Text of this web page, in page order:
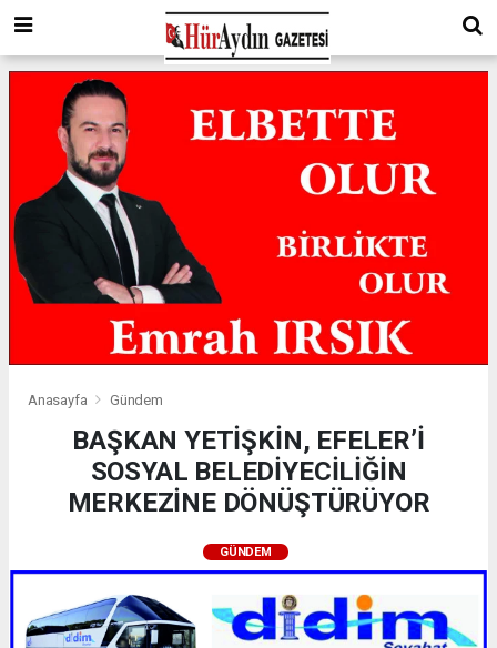
Anasayfa Gündem
BAŞKAN YETİŞKİN, EFELER’İ
SOSYAL BELEDİYECİLİĞİN
MERKEZİNE DÖNÜŞTÜRÜYOR
GÜNDEM